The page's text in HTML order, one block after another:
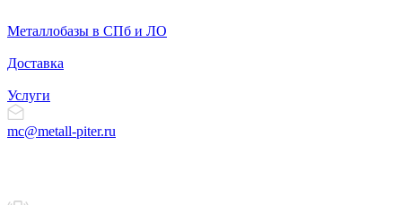
Металлобазы в СПб и ЛО
Доставка
Услуги
mc@metall-piter.ru